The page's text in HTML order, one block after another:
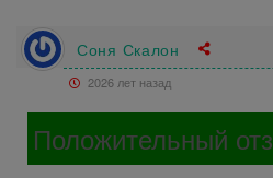
Соня Скалон
2026 лет назад
Положительный